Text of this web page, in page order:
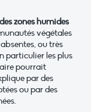
zones humides
végétales
ou très
particulier les plus
pourrait
par des
ou par des